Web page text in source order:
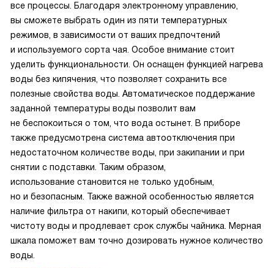
все процессы. Благодаря электронному управлению,
вы сможете выбрать один из пяти температурных
режимов, в зависимости от ваших предпочтений
и используемого сорта чая. Особое внимание стоит
уделить функциональности. Он оснащен функцией нагрева
воды без кипячения, что позволяет сохранить все
полезные свойства воды. Автоматическое поддержание
заданной температуры воды позволит вам
не беспокоиться о том, что вода остынет. В приборе
также предусмотрена система автоотключения при
недостаточном количестве воды, при закипании и при
снятии с подставки. Таким образом,
использование становится не только удобным,
но и безопасным. Также важной особенностью является
наличие фильтра от накипи, который обеспечивает
чистоту воды и продлевает срок службы чайника. Мерная
шкала поможет вам точно дозировать нужное количество
воды.